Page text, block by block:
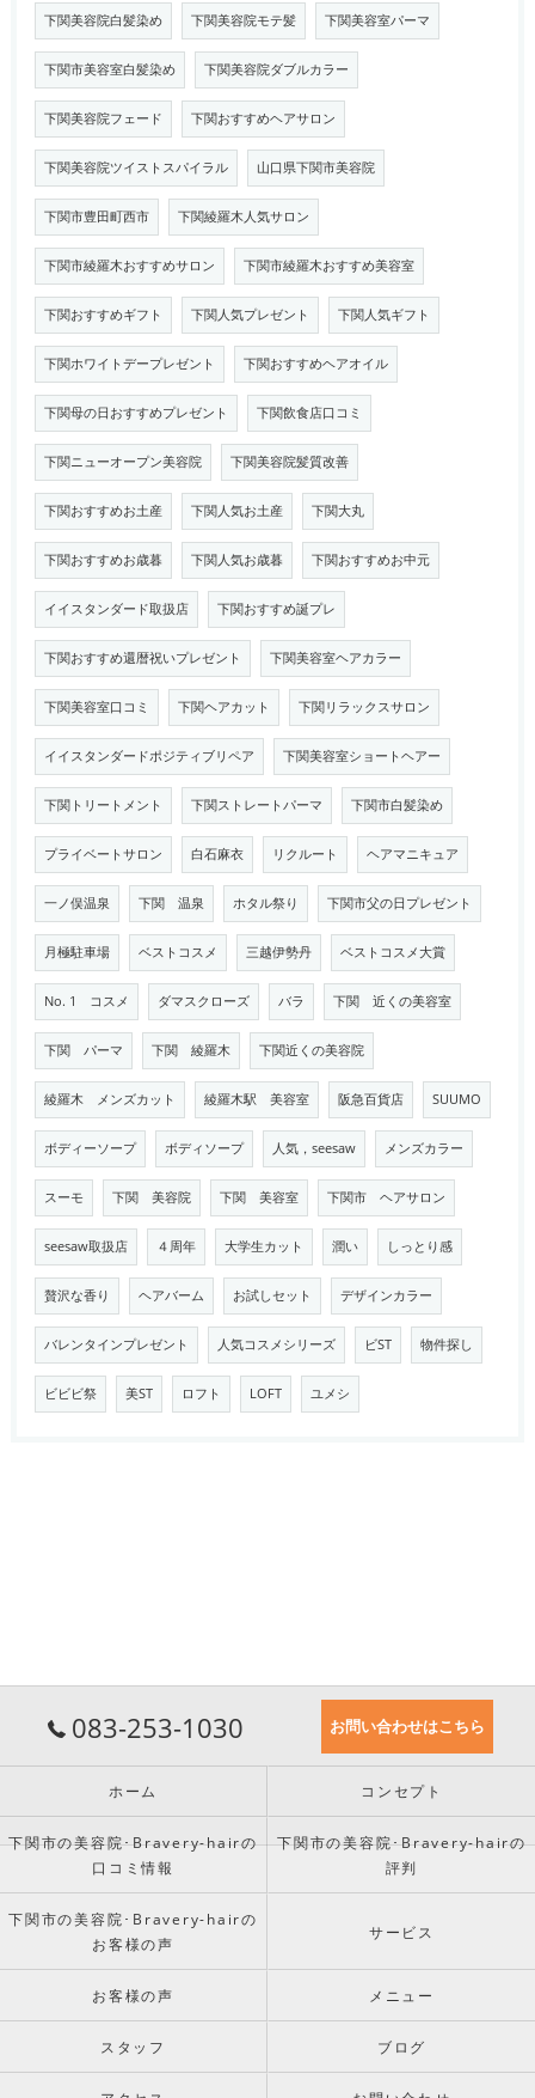
下関美容院白髪染め 下関美容院モテ髪 下関美容室パーマ
下関市美容室白髪染め 下関美容院ダブルカラー
下関美容院フェード 下関おすすめヘアサロン
下関美容院ツイストスパイラル 山口県下関市美容院
下関市豊田町西市 下関綾羅木人気サロン
下関市綾羅木おすすめサロン 下関市綾羅木おすすめ美容室
下関おすすめギフト 下関人気プレゼント 下関人気ギフト
下関ホワイトデープレゼント 下関おすすめヘアオイル
下関母の日おすすめプレゼント 下関飲食店口コミ
下関ニューオープン美容院 下関美容院髪質改善
下関おすすめお土産 下関人気お土産 下関大丸
下関おすすめお歳暮 下関人気お歳暮 下関おすすめお中元
イイスタンダード取扱店 下関おすすめ誕プレ
下関おすすめ還暦祝いプレゼント 下関美容室ヘアカラー
下関美容室口コミ 下関ヘアカット 下関リラックスサロン
イイスタンダードポジティブリペア 下関美容室ショートヘアー
下関トリートメント 下関ストレートパーマ 下関市白髪染め
プライベートサロン 白石麻衣 リクルート ヘアマニキュア
一ノ俣温泉 下関 温泉 ホタル祭り 下関市父の日プレゼント
月極駐車場 ベストコスメ 三越伊勢丹 ベストコスメ大賞
No. 1 コスメ ダマスクローズ バラ 下関 近くの美容室
下関 パーマ 下関 綾羅木 下関近くの美容院
綾羅木 メンズカット 綾羅木駅 美容室 阪急百貨店 SUUMO
ボディーソープ ボディソープ 人気，seesaw メンズカラー
スーモ 下関 美容院 下関 美容室 下関市 ヘアサロン
seesaw取扱店 ４周年 大学生カット 潤い しっとり感
贅沢な香り ヘアバーム お試しセット デザインカラー
バレンタインプレゼント 人気コスメシリーズ ビST 物件探し
ビビビ祭 美ST ロフト LOFT ユメシ
083-253-1030 お問い合わせはこちら
ホーム コンセプト
下関市の美容院･Bravery-hairの
口コミ情報
下関市の美容院･Bravery-hairの
評判
下関市の美容院･Bravery-hairの
お客様の声
サービス
お客様の声 メニュー
スタッフ ブログ